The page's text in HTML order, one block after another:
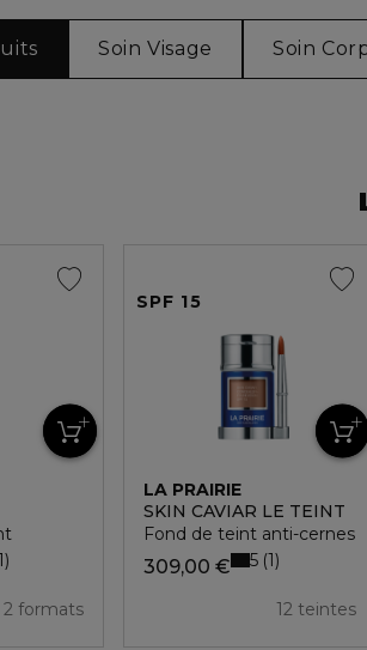
Soin Visage Soin
2 formats
SPF 15
LA PRAIRIE
SKIN CAVIAR LE TEINT
Fond de teint anti-cernes
309,00 €
12 teintes
5 1